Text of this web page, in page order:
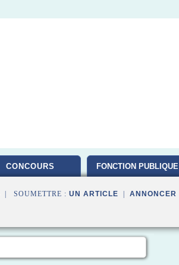
CONCOURS FONCTION PUBLIQUE
| SOUMETTRE : UN ARTICLE ANNONCER